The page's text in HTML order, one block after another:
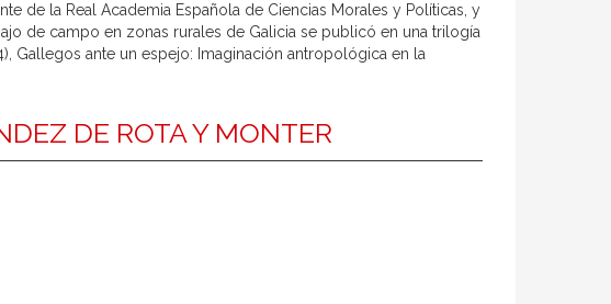
de la Real Academia Española de Ciencias Morales y Políticas, y
de campo en zonas rurales de Galicia se publicó en una trilogía
Gallegos ante un espejo: Imaginación antropológica en la
DE ROTA Y MONTER